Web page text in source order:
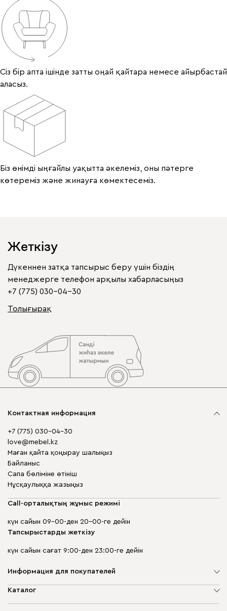
Сіз бір апта ішінде затты оңай қайтара немесе айырбастай
аласыз.
Біз өнімді ыңғайлы уақытта әкелеміз, оны пәтерге
көтереміз және жинауға көмектесеміз.
Жеткізу
Дүкеннен затқа тапсырыс беру үшін біздің
менеджерге телефон арқылы хабарласыңыз
+7 (775) 030-04-30
Толығырақ
Контактная информация
+7 (775) 030-04-30
love@mebel.kz
Маған қайта қоңырау шалыңыз
Байланыс
Сапа бөліміне өтініш
Нұсқаулыққа жазыңыз
Call-орталықтың жұмыс режимі
күн сайын 09-00-ден 20-00-ге дейін
Тапсырыстарды жеткізу
күн сайын сағат 9:00-ден 23:00-ге дейін
Информация для покупателей
Компания туралы
Каталог